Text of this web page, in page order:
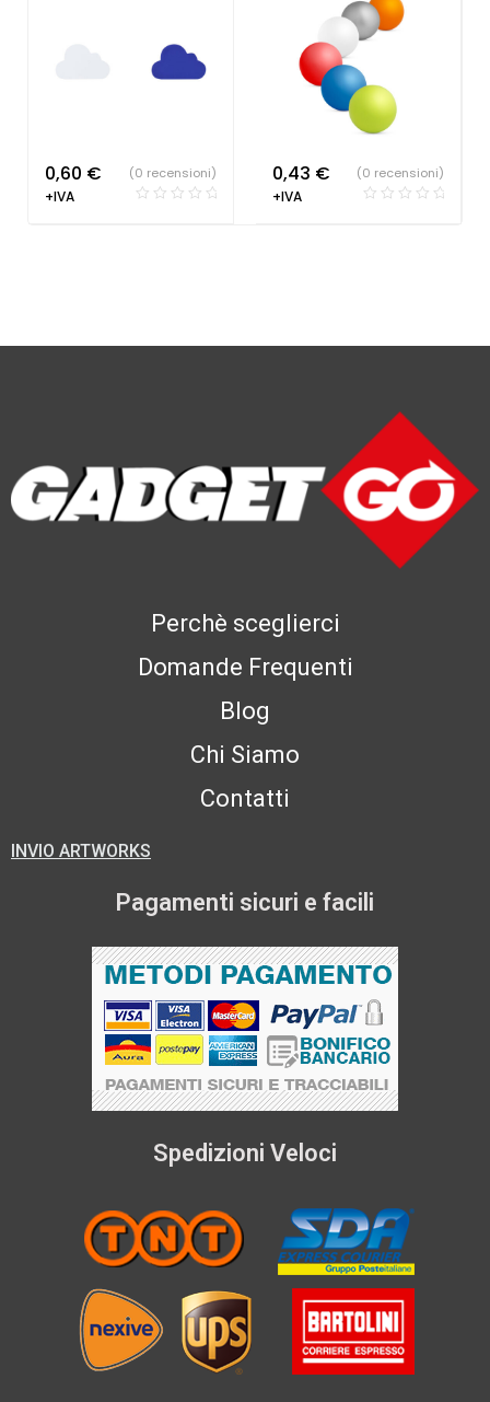
0,60 €
+IVA
(0 recensioni) 0,43 €
+IVA
(0 recensioni)
Perchè sceglierci
Domande Frequenti
Blog
Chi Siamo
Contatti
INVIO ARTWORKS
Pagamenti sicuri e facili
Spedizioni Veloci